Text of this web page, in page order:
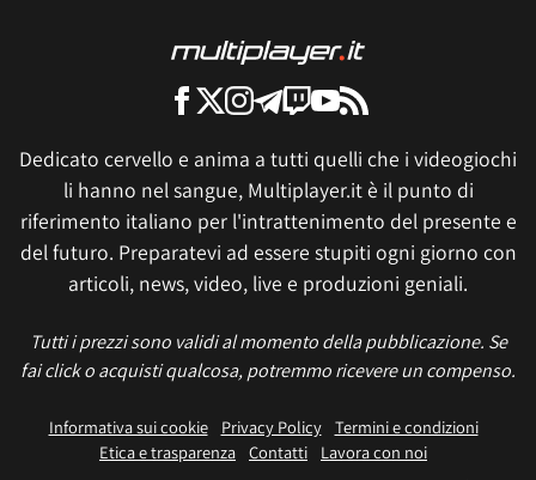
Dedicato cervello e anima a tutti quelli che i videogiochi
li hanno nel sangue, Multiplayer.it è il punto di
riferimento italiano per l'intrattenimento del presente e
del futuro. Preparatevi ad essere stupiti ogni giorno con
articoli, news, video, live e produzioni geniali.
Tutti i prezzi sono validi al momento della pubblicazione. Se
fai click o acquisti qualcosa, potremmo ricevere un compenso.
Informativa sui cookie Privacy Policy
Termini e condizioni
Etica e trasparenza Contatti
Lavora con noi